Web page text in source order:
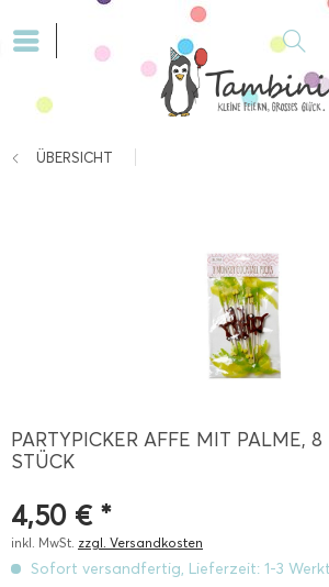
ÜBERSICHT
PARTYPICKER AFFE MIT PALME, 8
STÜCK
4,50 € *
inkl. MwSt. zzgl. Versandkosten
Sofort versandfertig, Lieferzeit: 1-3